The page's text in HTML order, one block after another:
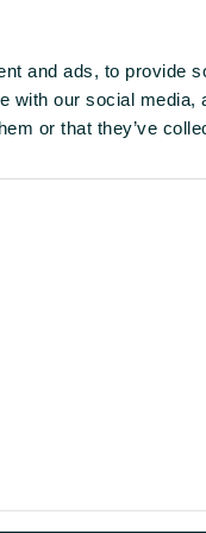
and ads, to provide
with our social
or that they’ve